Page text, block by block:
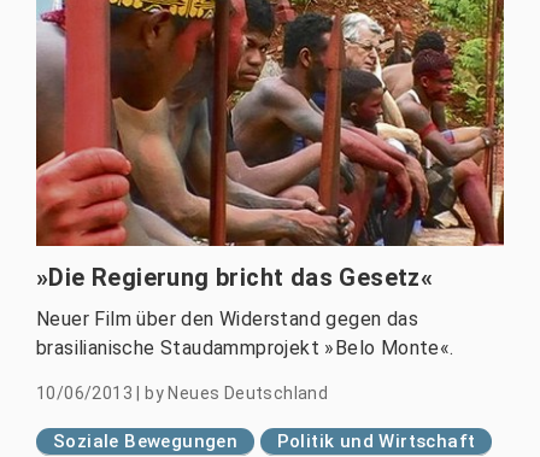
»Die Regierung bricht das Gesetz«
Neuer Film über den Widerstand gegen das
brasilianische Staudammprojekt »Belo Monte«.
10/06/2013 by Neues Deutschland
Soziale Bewegungen
Politik und Wirtschaft